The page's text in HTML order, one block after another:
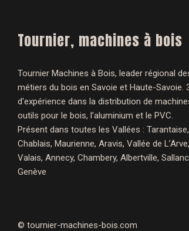
Tournier, machines à bois
Tournier Machines à Bois, leader régional
métiers du bois en Savoie et Haute-Savoie.
d'expérience dans la distribution de
outils pour le bois, l’aluminium et le PVC.
Présent dans toutes les Vallées : Tarantaise,
Chablais, Maurienne, Aravis, Vallée de L’Arve,
Valais, Annecy, Chambery, Albertville,
Genève
© tournier-machines-bois.com